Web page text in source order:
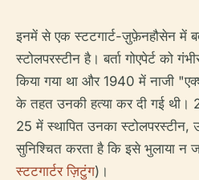
इनमें से एक स्टटगार्ट-ज़ुफ़ेनहौसेन में
स्टोलपरस्टीन है। बर्ता गोएपेर्ट को
किया गया था और 1940 में नाजी
के तहत उनकी हत्या कर दी गई थी।
25 में स्थापित उनका स्टोलपरस्टीन,
सुनिश्चित करता है कि इसे भुलाया न
स्टटगार्टर ज़िटुंग)।